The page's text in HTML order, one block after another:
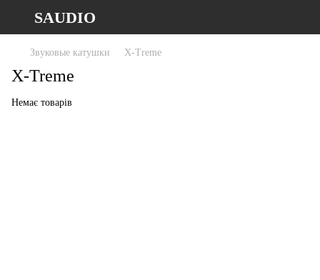
SAUDIO
Звуковые катушки X-Treme
X-Treme
Немає товарів